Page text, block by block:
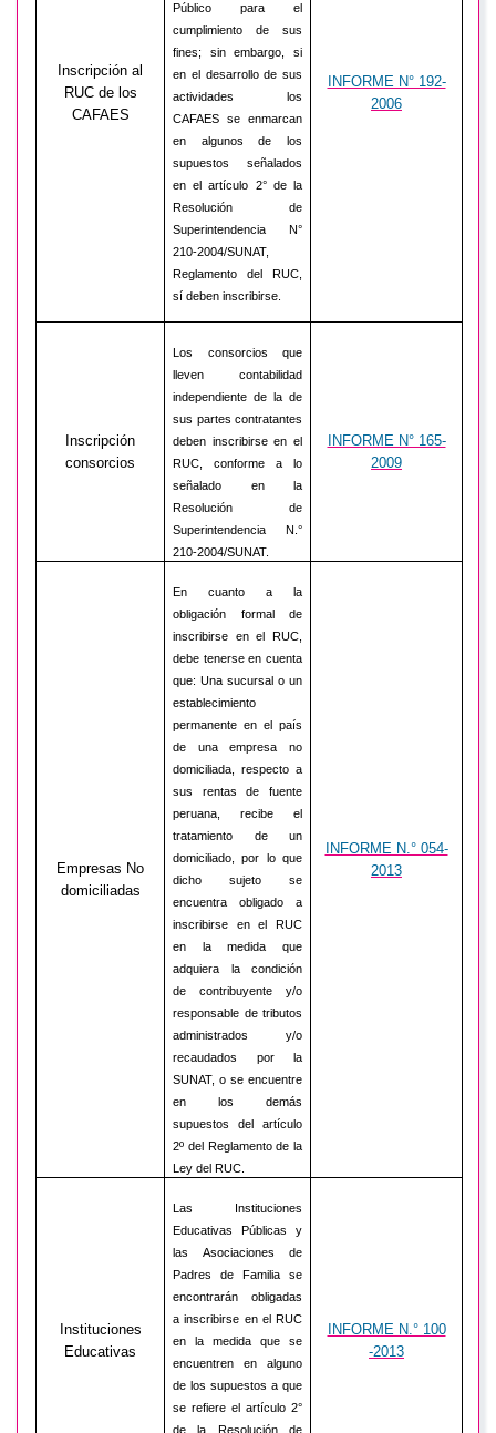
Inscripción al
RUC de los
CAFAES
Público para el
cumplimiento de sus
fines; sin embargo, si
en el desarrollo de sus
actividades los
CAFAES se enmarcan
en algunos de los
supuestos señalados
en el artículo 2° de la
Resolución de
Superintendencia N°
210-2004/SUNAT,
Reglamento del RUC,
sí deben inscribirse.
INFORME N° 192-
2006
Inscripción
consorcios
Los consorcios que
lleven contabilidad
independiente de la de
sus partes contratantes
deben inscribirse en el
RUC, conforme a lo
señalado en la
Resolución de
Superintendencia N.°
210-2004/SUNAT.
INFORME N° 165-
2009
Empresas No
domiciliadas
En cuanto a la
obligación formal de
inscribirse en el RUC,
debe tenerse en cuenta
que: Una sucursal o un
establecimiento
permanente en el país
de una empresa no
domiciliada, respecto a
sus rentas de fuente
peruana, recibe el
tratamiento de un
domiciliado, por lo que
dicho sujeto se
encuentra obligado a
inscribirse en el RUC
en la medida que
adquiera la condición
de contribuyente y/o
responsable de tributos
administrados y/o
recaudados por la
SUNAT, o se encuentre
en los demás
supuestos del artículo
2º del Reglamento de la
Ley del RUC.
INFORME N.° 054-
2013
Instituciones
Educativas
Las Instituciones
Educativas Públicas y
las Asociaciones de
Padres de Familia se
encontrarán obligadas
a inscribirse en el RUC
en la medida que se
encuentren en alguno
de los supuestos a que
se refiere el artículo 2°
de la Resolución de
INFORME N.° 100
-2013